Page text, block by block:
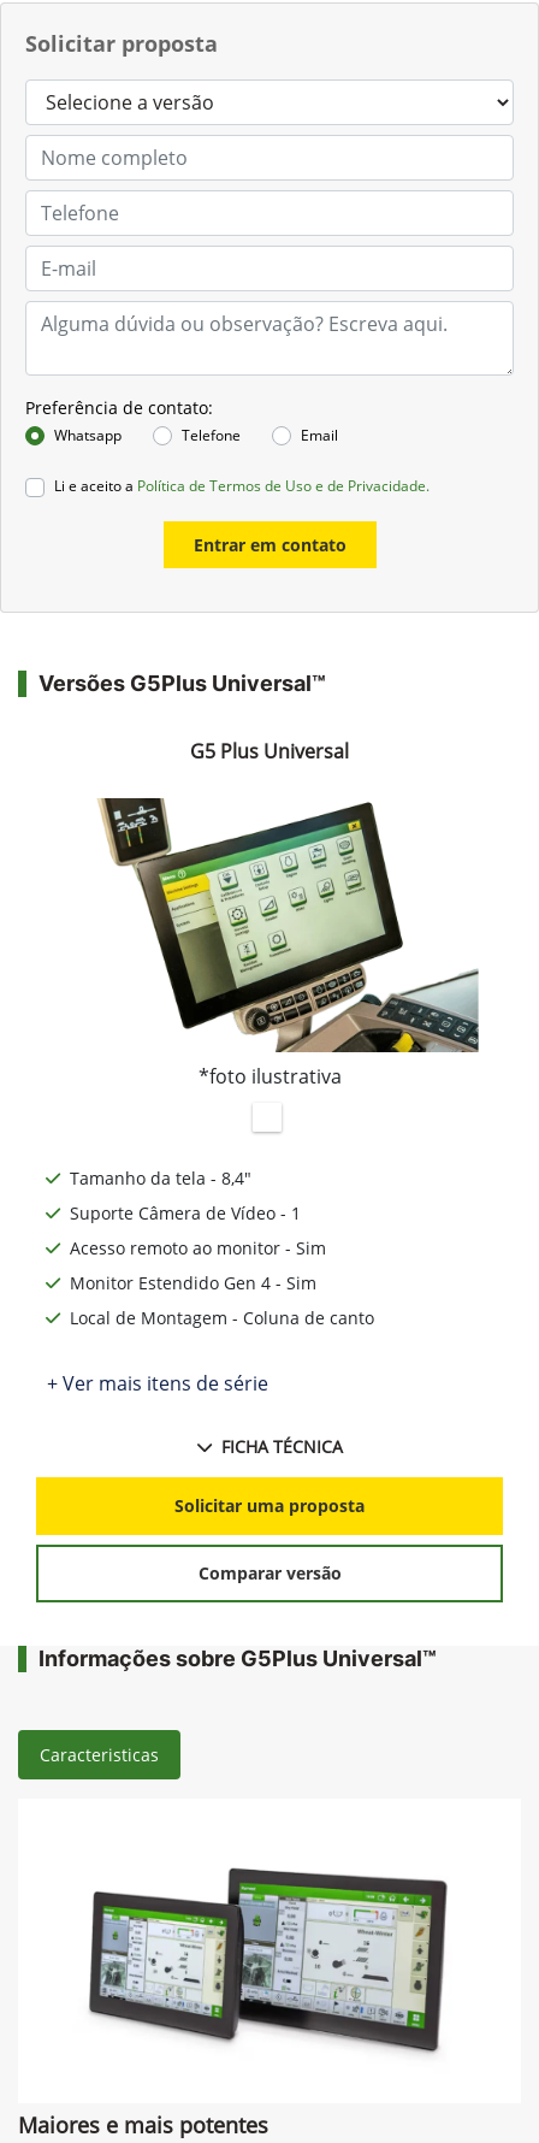
Solicitar proposta
Preferência de contato:
Whatsapp Telefone Email
Li e aceito a Política de Termos de Uso e de Privacidade.
Entrar em contato
Versões G5Plus Universal™
G5 Plus Universal
*foto ilustrativa
Tamanho da tela - 8,4"
Suporte Câmera de Vídeo - 1
Acesso remoto ao monitor - Sim
Monitor Estendido Gen 4 - Sim
Local de Montagem - Coluna de canto
+ Ver mais itens de série
FICHA TÉCNICA
Solicitar uma proposta
Comparar versão
Informações sobre G5Plus Universal™
Caracteristicas
Maiores e mais potentes